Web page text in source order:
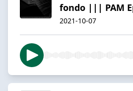
fondo ||| PAM
2021-10-07